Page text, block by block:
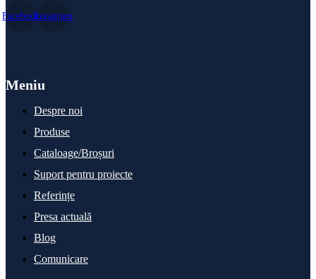
FacebookInstagram
Meniu
Despre noi
Produse
Cataloage/Broșuri
Suport pentru proiecte
Referințe
Presa actuală
Blog
Comunicare